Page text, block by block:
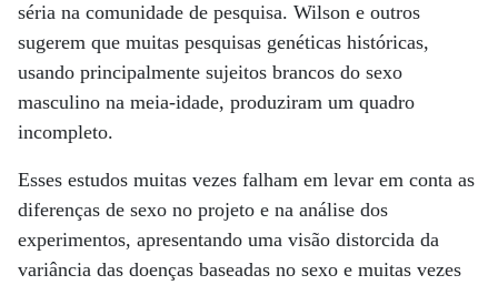
séria na comunidade de pesquisa. Wilson e outros
sugerem que muitas pesquisas genéticas históricas,
usando principalmente sujeitos brancos do sexo
masculino na meia-idade, produziram um quadro
incompleto.
Esses estudos muitas vezes falham em levar em conta as
diferenças de sexo no projeto e na análise dos
experimentos, apresentando uma visão distorcida da
variância das doenças baseadas no sexo e muitas vezes